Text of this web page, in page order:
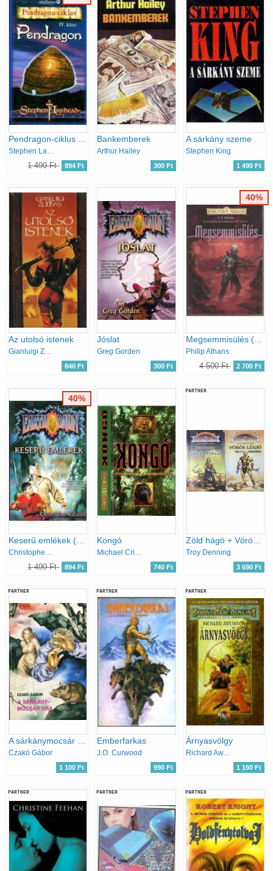
1 490 Ft 894 Ft
Bankemberek
Arthur Hailey
300 Ft
A sárkány szeme
Stephen King
1 490 Ft
Az utolsó istenek
Gianluigi Zuddas
840 Ft
Jóslat
Greg Gorden
300 Ft
Megsemmisülés (Forgotten Realms) - A Pókkirálynő háborúja V.
Philip Athans
4 500 Ft 2 700 Ft
40%
Christopher Kubasik
1 490 Ft 894 Ft
40%
Kongó
Michael Crichton
740 Ft
PARTNER
Zöld hágó + Vörös légió
Troy Denning
3 690 Ft
PARTNER
A sárkánymocsár ura
Czakó Gábor
1 100 Ft
PARTNER
Emberfarkas
J.O. Curwood
990 Ft
PARTNER
Árnyasvölgy
Richard Awlinson
1 190 Ft
PARTNER PARTNER PARTNER